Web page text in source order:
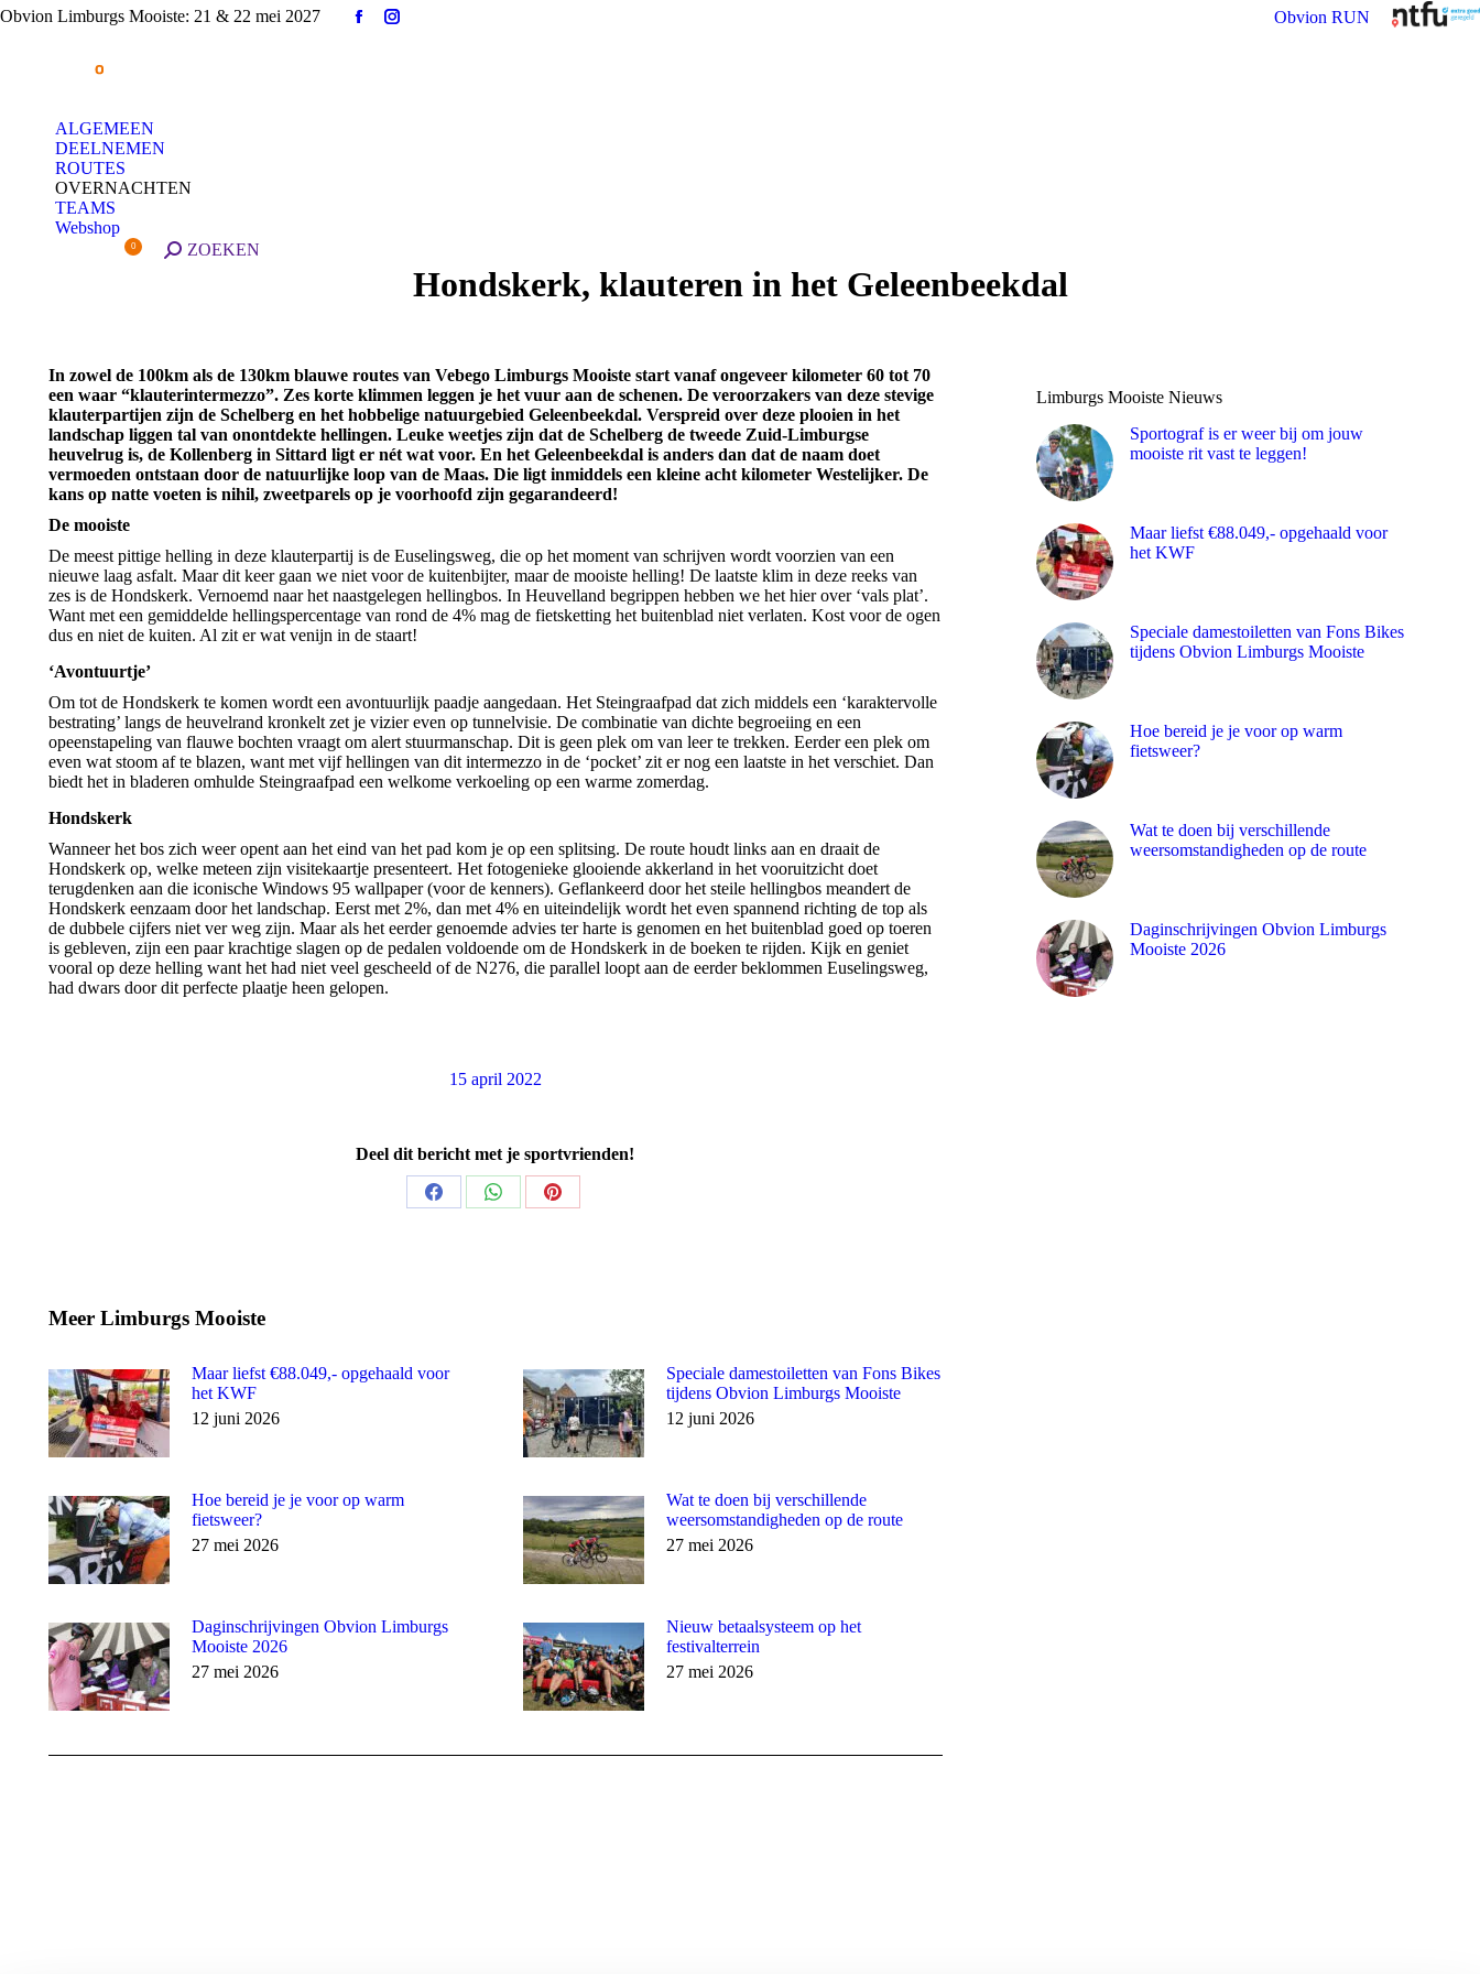
Obvion Limburgs Mooiste: 21 & 22 mei 2027
FacebookInstagram
Obvion RUN
ALGEMEEN
DEELNEMEN
ROUTES
OVERNACHTEN
TEAMS
Webshop
0 Search:
ZOEKEN
Hondskerk, klauteren in het Geleenbeekdal
In zowel de 100km als de 130km blauwe routes van Vebego Limburgs Mooiste start vanaf ongeveer kilometer 60 tot 70
een waar “klauterintermezzo”. Zes korte klimmen leggen je het vuur aan de schenen. De veroorzakers van deze stevige
klauterpartijen zijn de Schelberg en het hobbelige natuurgebied Geleenbeekdal. Verspreid over deze plooien in het
landschap liggen tal van onontdekte hellingen. Leuke weetjes zijn dat de Schelberg de tweede Zuid-Limburgse
heuvelrug is, de Kollenberg in Sittard ligt er nét wat voor. En het Geleenbeekdal is anders dan dat de naam doet
vermoeden ontstaan door de natuurlijke loop van de Maas. Die ligt inmiddels een kleine acht kilometer Westelijker. De
kans op natte voeten is nihil, zweetparels op je voorhoofd zijn gegarandeerd!
De mooiste
De meest pittige helling in deze klauterpartij is de Euselingsweg, die op het moment van schrijven wordt voorzien van een
nieuwe laag asfalt. Maar dit keer gaan we niet voor de kuitenbijter, maar de mooiste helling! De laatste klim in deze reeks van
zes is de Hondskerk. Vernoemd naar het naastgelegen hellingbos. In Heuvelland begrippen hebben we het hier over ‘vals plat’.
Want met een gemiddelde hellingspercentage van rond de 4% mag de fietsketting het buitenblad niet verlaten. Kost voor de ogen
dus en niet de kuiten. Al zit er wat venijn in de staart!
‘Avontuurtje’
Om tot de Hondskerk te komen wordt een avontuurlijk paadje aangedaan. Het Steingraafpad dat zich middels een ‘karaktervolle
bestrating’ langs de heuvelrand kronkelt zet je vizier even op tunnelvisie. De combinatie van dichte begroeiing en een
opeenstapeling van flauwe bochten vraagt om alert stuurmanschap. Dit is geen plek om van leer te trekken. Eerder een plek om
even wat stoom af te blazen, want met vijf hellingen van dit intermezzo in de ‘pocket’ zit er nog een laatste in het verschiet. Dan
biedt het in bladeren omhulde Steingraafpad een welkome verkoeling op een warme zomerdag.
Hondskerk
Wanneer het bos zich weer opent aan het eind van het pad kom je op een splitsing. De route houdt links aan en draait de
Hondskerk op, welke meteen zijn visitekaartje presenteert. Het fotogenieke glooiende akkerland in het vooruitzicht doet
terugdenken aan die iconische Windows 95 wallpaper (voor de kenners). Geflankeerd door het steile hellingbos meandert de
Hondskerk eenzaam door het landschap. Eerst met 2%, dan met 4% en uiteindelijk wordt het even spannend richting de top als
de dubbele cijfers niet ver weg zijn. Maar als het eerder genoemde advies ter harte is genomen en het buitenblad goed op toeren
is gebleven, zijn een paar krachtige slagen op de pedalen voldoende om de Hondskerk in de boeken te rijden. Kijk en geniet
vooral op deze helling want het had niet veel gescheeld of de N276, die parallel loopt aan de eerder beklommen Euselingsweg,
had dwars door dit perfecte plaatje heen gelopen.
15 april 2022
Deel dit bericht met je sportvrienden!
Share
Share
Share
Meer Limburgs Mooiste
Maar liefst €88.049,- opgehaald voor
het KWF
12 juni 2026
Speciale damestoiletten van Fons Bikes
tijdens Obvion Limburgs Mooiste
12 juni 2026
Hoe bereid je je voor op warm
fietsweer?
27 mei 2026
Wat te doen bij verschillende
weersomstandigheden op de route
27 mei 2026
Daginschrijvingen Obvion Limburgs
Mooiste 2026
27 mei 2026
Nieuw betaalsysteem op het
festivalterrein
27 mei 2026
Limburgs Mooiste Nieuws
Sportograf is er weer bij om jouw
mooiste rit vast te leggen!
Maar liefst €88.049,- opgehaald voor
het KWF
Speciale damestoiletten van Fons Bikes
tijdens Obvion Limburgs Mooiste
Hoe bereid je je voor op warm
fietsweer?
Wat te doen bij verschillende
weersomstandigheden op de route
Daginschrijvingen Obvion Limburgs
Mooiste 2026